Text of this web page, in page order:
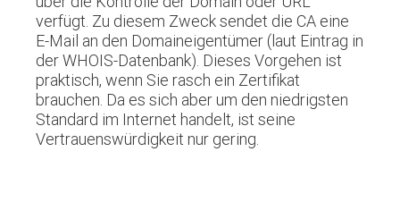
verfügt. Zu diesem Zweck sendet die CA eine
E-Mail an den Domaineigentümer (laut Eintrag in
der WHOIS-Datenbank). Dieses Vorgehen ist
praktisch, wenn Sie rasch ein Zertifikat
brauchen. Da es sich aber um den niedrigsten
Standard im Internet handelt, ist seine
Vertrauenswürdigkeit nur gering.